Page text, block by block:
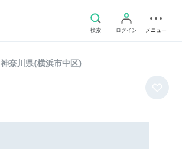
検索 ログイン メニュー
神奈川県(横浜市中区)